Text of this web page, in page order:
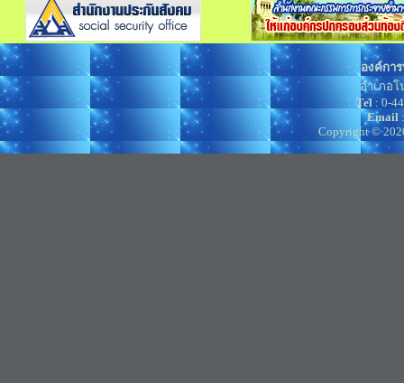
องค์กา
อำเภอ
Tel: 0-
Email
Copyright ©